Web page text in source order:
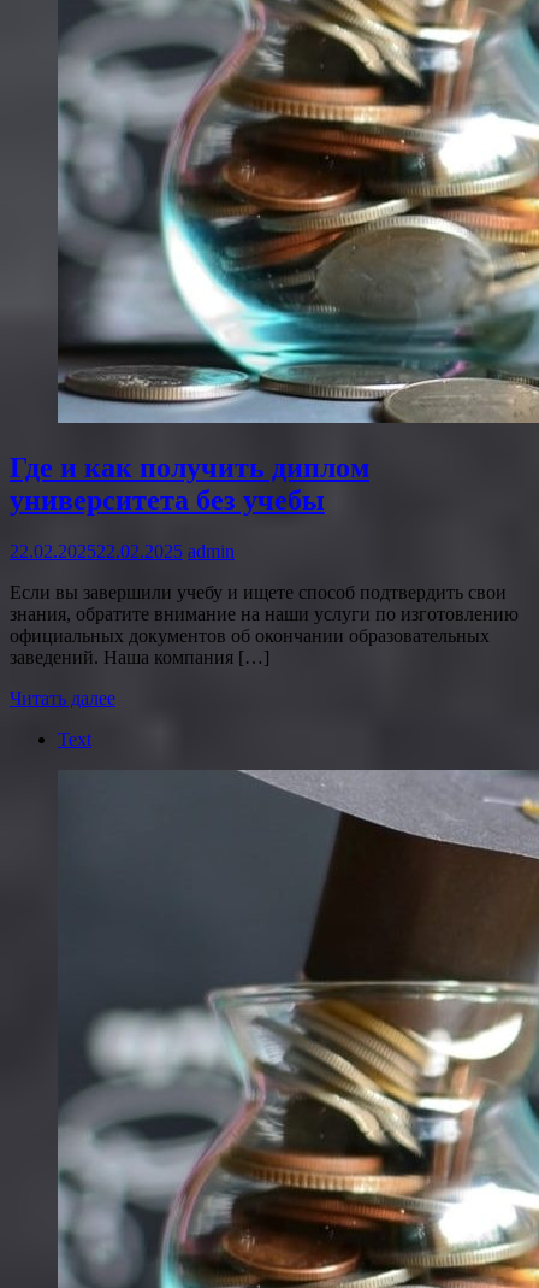
Где и как получить диплом
университета без учебы
22.02.202522.02.2025 admin
Если вы завершили учебу и ищете способ подтвердить свои
знания, обратите внимание на наши услуги по изготовлению
официальных документов об окончании образовательных
заведений. Наша компания […]
Читать далее
Text